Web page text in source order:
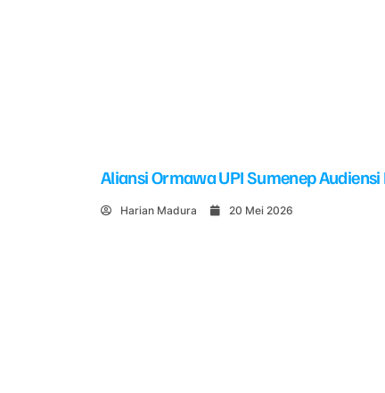
Aliansi Ormawa UPI Sumenep
Harian Madura 20 Mei 2026